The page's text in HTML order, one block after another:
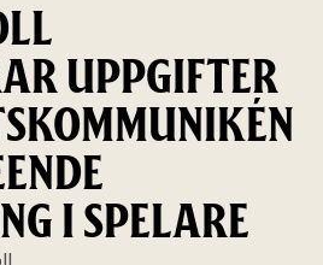
UPPGIFTER
I SPELARE